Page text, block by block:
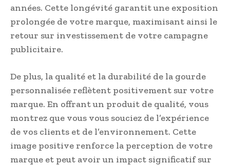
années. Cette longévité garantit une exposition
prolongée de votre marque, maximisant ainsi le
retour sur investissement de votre campagne
publicitaire.
De plus, la qualité et la durabilité de la gourde
personnalisée reflètent positivement sur votre
marque. En offrant un produit de qualité, vous
montrez que vous vous souciez de l’expérience
de vos clients et de l’environnement. Cette
image positive renforce la perception de votre
marque et peut avoir un impact significatif sur